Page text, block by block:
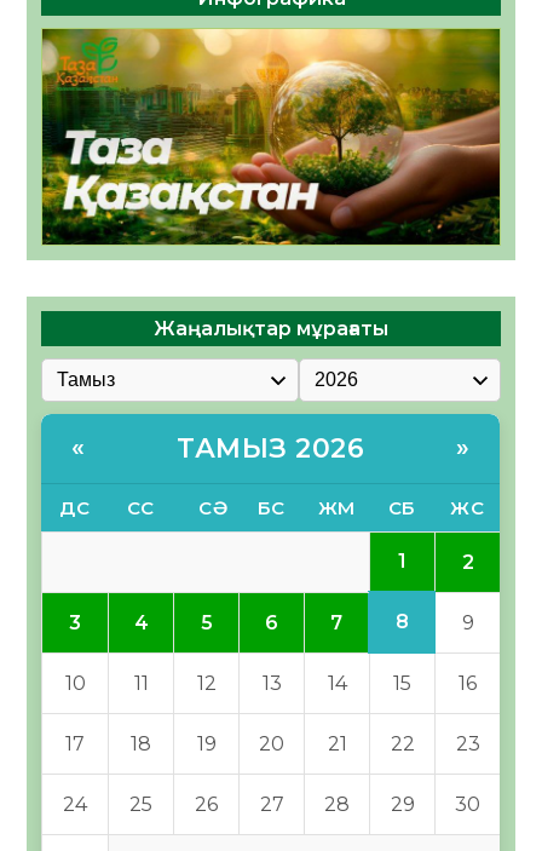
Жаңалықтар мұрағаты
« ТАМЫЗ 2026 »
ДС СС СӘ БС ЖМ СБ ЖС
1 2
3 4 5 6 7 8 9
10 11 12 13 14 15 16
17 18 19 20 21 22 23
24 25 26 27 28 29 30